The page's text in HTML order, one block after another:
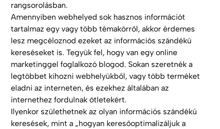
rangsorolásban.
Amennyiben webhelyed sok hasznos információt
tartalmaz egy vagy több témakörről, akkor érdemes
lesz megcéloznod ezeket az információs szándékú
kereséseket is. Tegyük fel, hogy van egy online
marketinggel foglalkozó blogod. Sokan szeretnék a
legtöbbet kihozni webhelyükből, vagy több terméket
eladni az interneten, és ezekhez általában az
internethez fordulnak ötletekért.
Ilyenkor születhetnek az olyan információs szándékú
keresések, mint a „hogyan keresőoptimalizáljuk a